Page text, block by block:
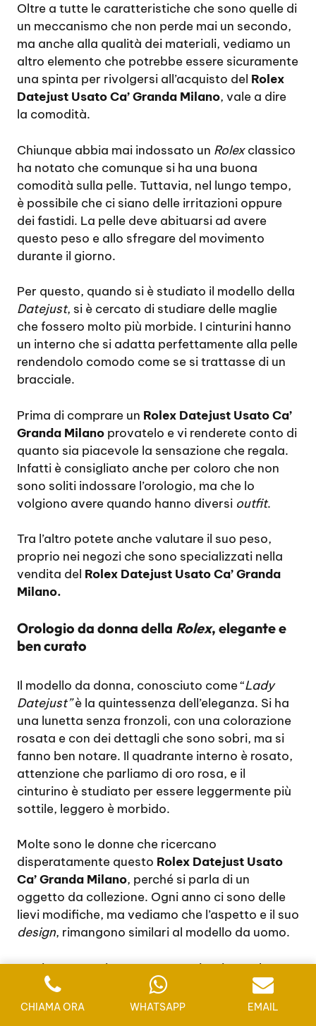
Oltre a tutte le caratteristiche che sono quelle di
un meccanismo che non perde mai un secondo,
ma anche alla qualità dei materiali, vediamo un
altro elemento che potrebbe essere sicuramente
una spinta per rivolgersi all’acquisto del Rolex
Datejust Usato Ca’ Granda Milano, vale a dire
la comodità.
Chiunque abbia mai indossato un Rolexclassico
ha notato che comunque si ha una buona
comodità sulla pelle. Tuttavia, nel lungo tempo,
è possibile che ci siano delle irritazioni oppure
dei fastidi. La pelle deve abituarsi ad avere
questo peso e allo sfregare del movimento
durante il giorno.
Per questo, quando si è studiato il modello della
Datejust, si è cercato di studiare delle maglie
che fossero molto più morbide. I cinturini hanno
un interno che si adatta perfettamente alla pelle
rendendolo comodo come se si trattasse di un
bracciale.
Prima di comprare un Rolex Datejust Usato Ca’
Granda Milano provatelo e vi renderete conto di
quanto sia piacevole la sensazione che regala.
Infatti è consigliato anche per coloro che non
sono soliti indossare l’orologio, ma che lo
volgiono avere quando hanno diversi outfit.
Tra l’altro potete anche valutare il suo peso,
proprio nei negozi che sono specializzati nella
vendita del Rolex Datejust Usato Ca’ Granda
Milano.
Orologio da donna della Rolex, elegante e
ben curato
Il modello da donna, conosciuto come “Lady
Datejust”è la quintessenza dell’eleganza. Si ha
una lunetta senza fronzoli, con una colorazione
rosata e con dei dettagli che sono sobri, ma si
fanno ben notare. Il quadrante interno è rosato,
attenzione che parliamo di oro rosa, e il
cinturino è studiato per essere leggermente più
sottile, leggero è morbido.
Molte sono le donne che ricercano
disperatamente questo Rolex Datejust Usato
Ca’ Granda Milano, perché si parla di un
oggetto da collezione. Ogni anno ci sono delle
lievi modifiche, ma vediamo che l’aspetto e il suo
design, rimangono similari al modello da uomo.
Ovviamente esistono tante varianti e anche
diverse colorazioni. Il modello in oro bianco e
diamanti, totalmente di colorazione argentata,
CHIAMA ORA WHATSAPP EMAIL